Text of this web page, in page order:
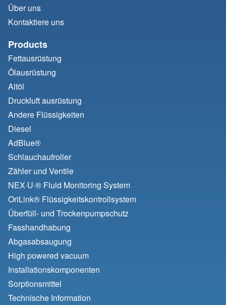
Über uns
Kontaktiere uns
Products
Fettausrüstung
Ölausrüstung
Altöl
Druckluft ausrüstung
Andere Flüssigkeiten
Diesel
AdBlue®
Schlauchaufroller
Zähler und Ventile
NEX·U·® Fluid Monitoring System
OriLink® Flüssigkeitskontrollsystem
Überfüll- und Trockenpumpschutz
Fasshandhabung
Abgasabsaugung
High powered vacuum
Installationskomponenten
Sorptionsmittel
Technische Information